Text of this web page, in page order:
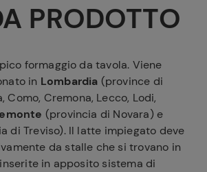
PRODOTTO
formaggio da tavola. Viene
in Lombardia (province di
Como, Cremona, Lecco, Lodi,
(provincia di Novara) e
di Treviso). Il latte impiegato deve
da stalle che si trovano in
in apposito sistema di